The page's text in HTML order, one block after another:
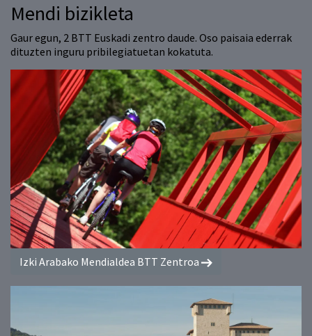
Mendi bizikleta
Gaur egun, 2 BTT Euskadi zentro daude. Oso paisaia ederrak
dituzten inguru pribilegiatuetan kokatuta.
Izki Arabako Mendialdea BTT Zentroa